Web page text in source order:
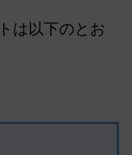
は以下のとお